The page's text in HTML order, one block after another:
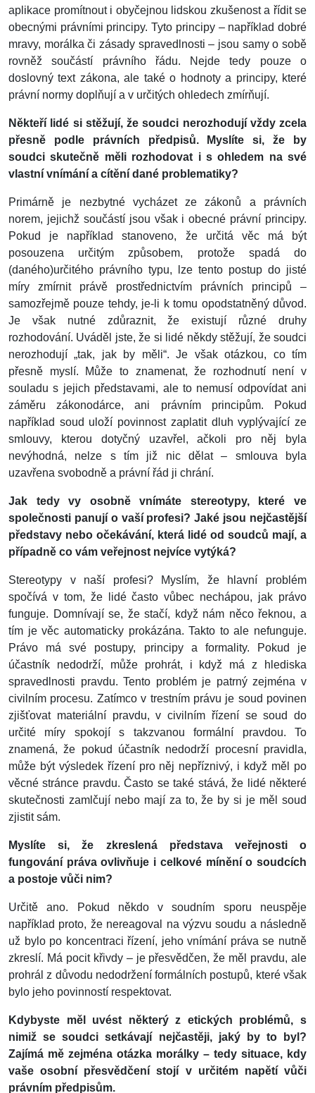
aplikace promítnout i obyčejnou lidskou zkušenost a řídit se
obecnými právními principy. Tyto principy – například dobré
mravy, morálka či zásady spravedlnosti – jsou samy o sobě
rovněž součástí právního řádu. Nejde tedy pouze o
doslovný text zákona, ale také o hodnoty a principy, které
právní normy doplňují a v určitých ohledech zmírňují.
Někteří lidé si stěžují, že soudci nerozhodují vždy zcela
přesně podle právních předpisů. Myslíte si, že by
soudci skutečně měli rozhodovat i s ohledem na své
vlastní vnímání a cítění dané problematiky?
Primárně je nezbytné vycházet ze zákonů a právních
norem, jejichž součástí jsou však i obecné právní principy.
Pokud je například stanoveno, že určitá věc má být
posouzena určitým způsobem, protože spadá do
(daného)určitého právního typu, lze tento postup do jisté
míry zmírnit právě prostřednictvím právních principů –
samozřejmě pouze tehdy, je-li k tomu opodstatněný důvod.
Je však nutné zdůraznit, že existují různé druhy
rozhodování. Uváděl jste, že si lidé někdy stěžují, že soudci
nerozhodují „tak, jak by měli“. Je však otázkou, co tím
přesně myslí. Může to znamenat, že rozhodnutí není v
souladu s jejich představami, ale to nemusí odpovídat ani
záměru zákonodárce, ani právním principům. Pokud
například soud uloží povinnost zaplatit dluh vyplývající ze
smlouvy, kterou dotyčný uzavřel, ačkoli pro něj byla
nevýhodná, nelze s tím již nic dělat – smlouva byla
uzavřena svobodně a právní řád ji chrání.
Jak tedy vy osobně vnímáte stereotypy, které ve
společnosti panují o vaší profesi? Jaké jsou nejčastější
představy nebo očekávání, která lidé od soudců mají, a
případně co vám veřejnost nejvíce vytýká?
Stereotypy v naší profesi? Myslím, že hlavní problém
spočívá v tom, že lidé často vůbec nechápou, jak právo
funguje. Domnívají se, že stačí, když nám něco řeknou, a
tím je věc automaticky prokázána. Takto to ale nefunguje.
Právo má své postupy, principy a formality. Pokud je
účastník nedodrží, může prohrát, i když má z hlediska
spravedlnosti pravdu. Tento problém je patrný zejména v
civilním procesu. Zatímco v trestním právu je soud povinen
zjišťovat materiální pravdu, v civilním řízení se soud do
určité míry spokojí s takzvanou formální pravdou. To
znamená, že pokud účastník nedodrží procesní pravidla,
může být výsledek řízení pro něj nepříznivý, i když měl po
věcné stránce pravdu. Často se také stává, že lidé některé
skutečnosti zamlčují nebo mají za to, že by si je měl soud
zjistit sám.
Myslíte si, že zkreslená představa veřejnosti o
fungování práva ovlivňuje i celkové mínění o soudcích
a postoje vůči nim?
Určitě ano. Pokud někdo v soudním sporu neuspěje
například proto, že nereagoval na výzvu soudu a následně
už bylo po koncentraci řízení, jeho vnímání práva se nutně
zkreslí. Má pocit křivdy – je přesvědčen, že měl pravdu, ale
prohrál z důvodu nedodržení formálních postupů, které však
bylo jeho povinností respektovat.
Kdybyste měl uvést některý z etických problémů, s
nimiž se soudci setkávají nejčastěji, jaký by to byl?
Zajímá mě zejména otázka morálky – tedy situace, kdy
vaše osobní přesvědčení stojí v určitém napětí vůči
právním předpisům.